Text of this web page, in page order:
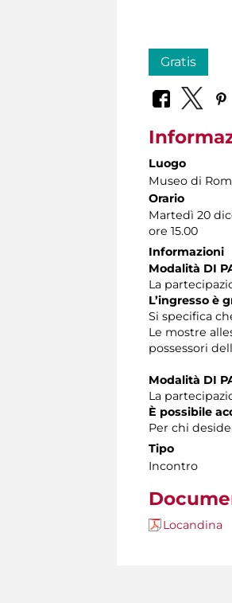
Gratis
Luogo
Museo di
Orario
Martedì 20
ore 15.00
Informazioni
Modalità DI
La
L’ingresso è
Si specifica
Le mostre
possessori
Modalità DI
La
È possibile
Per chi
Tipo
Incontro
Locandina